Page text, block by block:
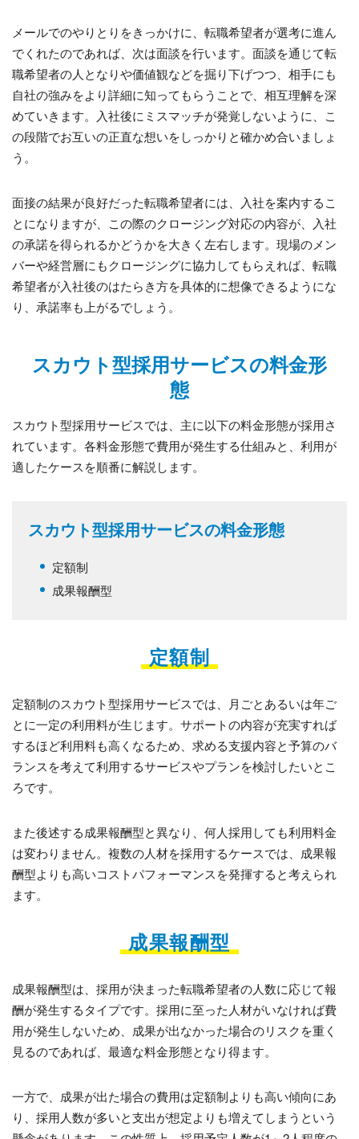
メールでのやりとりをきっかけに、転職希望者が選考に進ん
でくれたのであれば、次は面談を行います。面談を通じて転
職希望者の人となりや価値観などを掘り下げつつ、相手にも
自社の強みをより詳細に知ってもらうことで、相互理解を深
めていきます。入社後にミスマッチが発覚しないように、こ
の段階でお互いの正直な想いをしっかりと確かめ合いましょ
う。
面接の結果が良好だった転職希望者には、入社を案内するこ
とになりますが、この際のクロージング対応の内容が、入社
の承諾を得られるかどうかを大きく左右します。現場のメン
バーや経営層にもクロージングに協力してもらえれば、転職
希望者が入社後のはたらき方を具体的に想像できるようにな
り、承諾率も上がるでしょう。
スカウト型採用サービスの料金形
態
スカウト型採用サービスでは、主に以下の料金形態が採用さ
れています。各料金形態で費用が発生する仕組みと、利用が
適したケースを順番に解説します。
スカウト型採用サービスの料金形態
定額制
成果報酬型
定額制
定額制のスカウト型採用サービスでは、月ごとあるいは年ご
とに一定の利用料が生じます。サポートの内容が充実すれば
するほど利用料も高くなるため、求める支援内容と予算のバ
ランスを考えて利用するサービスやプランを検討したいとこ
ろです。
また後述する成果報酬型と異なり、何人採用しても利用料金
は変わりません。複数の人材を採用するケースでは、成果報
酬型よりも高いコストパフォーマンスを発揮すると考えられ
ます。
成果報酬型
成果報酬型は、採用が決まった転職希望者の人数に応じて報
酬が発生するタイプです。採用に至った人材がいなければ費
用が発生しないため、成果が出なかった場合のリスクを重く
見るのであれば、最適な料金形態となり得ます。
一方で、成果が出た場合の費用は定額制よりも高い傾向にあ
り、採用人数が多いと支出が想定よりも増えてしまうという